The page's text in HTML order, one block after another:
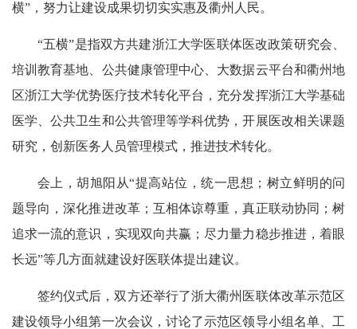
横”，努力让建设成果切切实实惠及衢州人民。
“五横”是指双方共建浙江大学医联体医改政策研究会、
培训教育基地、公共健康管理中心、大数据云平台和衢州地
区浙江大学优势医疗技术转化平台，充分发挥浙江大学基础
医学、公共卫生和公共管理等学科优势，开展医改相关课题
研究，创新医务人员管理模式，推进技术转化。
会上，胡旭阳从“提高站位，统一思想；树立鲜明的问
题导向，深化推进改革；互相体谅尊重，真正联动协同；树
追求一流的意识，实现双向共赢；尽力量力稳步推进，着眼
长远”等几方面就建设好医联体提出建议。
签约仪式后，双方还举行了浙大衢州医联体改革示范区
建设领导小组第一次会议，讨论了示范区领导小组名单、工